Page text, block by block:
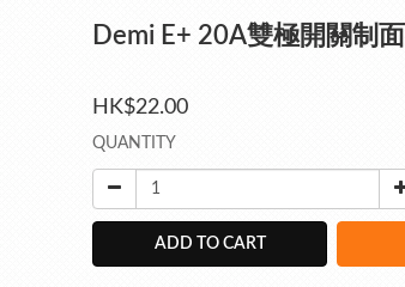
Demi E+ 20A雙極開關制面
HK$22.00
QUANTITY
ADD TO CART